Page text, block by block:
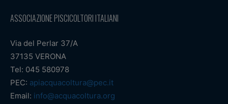
ASSOCIAZIONE PISCICOLTORI ITALIANI
Via del Perlar 37/A
37135 VERONA
Tel: 045 580978
PEC: apiacquacoltura@pec.it
Email: info@acquacoltura.org